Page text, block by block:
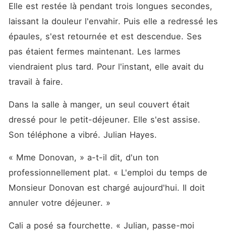
Elle est restée là pendant trois longues secondes,
laissant la douleur l'envahir. Puis elle a redressé les
épaules, s'est retournée et est descendue. Ses
pas étaient fermes maintenant. Les larmes
viendraient plus tard. Pour l'instant, elle avait du
travail à faire.
Dans la salle à manger, un seul couvert était
dressé pour le petit-déjeuner. Elle s'est assise.
Son téléphone a vibré. Julian Hayes.
« Mme Donovan, » a-t-il dit, d'un ton
professionnellement plat. « L'emploi du temps de
Monsieur Donovan est chargé aujourd'hui. Il doit
annuler votre déjeuner. »
Cali a posé sa fourchette. « Julian, passe-moi